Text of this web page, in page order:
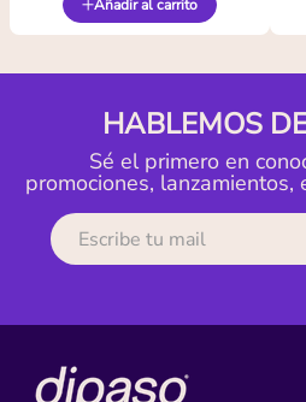
Añadir al carrito
HABLEMOS
Sé el primero en
promociones, lanzamientos,